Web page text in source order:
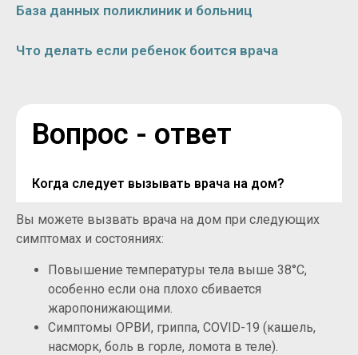
База данных поликлиник и больниц
Что делать если ребенок боится врача
Вопрос - ответ
Когда следует вызывать врача на дом?
Вы можете вызвать врача на дом при следующих
симптомах и состояниях:
Повышение температуры тела выше 38°C,
особенно если она плохо сбивается
жаропонижающими.
Симптомы ОРВИ, гриппа, COVID-19 (кашель,
насморк, боль в горле, ломота в теле).